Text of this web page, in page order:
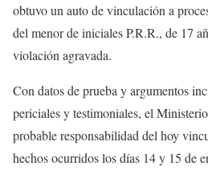
obtuvo un auto de vinculación a
del menor de iniciales P.R.R., de 17
violación agravada.
Con datos de prueba y argumentos
periciales y testimoniales, el
probable responsabilidad del hoy
hechos ocurridos los días 14 y 15 de